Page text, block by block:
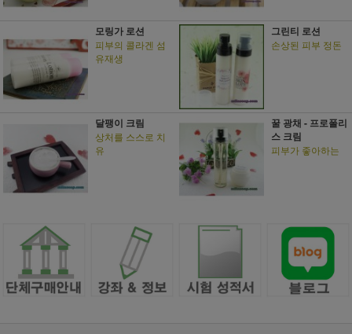
모링가 로션
피부의 콜라겐 섬
유재생
그린티 로션
손상된 피부 정돈
달팽이 크림
상처를 스스로 치
유
꿀 광채 - 프로폴리
스 크림
피부가 좋아하는